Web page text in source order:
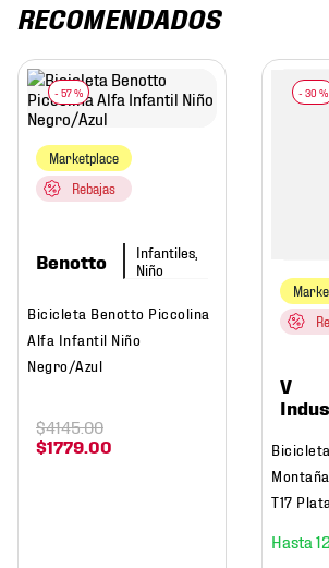
RECOMENDADOS
- 57 %
Marketplace
Rebajas
Benotto
Infantiles,
Niño
Bicicleta Benotto Piccolina
Alfa Infantil Niño
Negro/Azul
$1779 00
$4145.00
- 30 %
V
T17 Plata
12